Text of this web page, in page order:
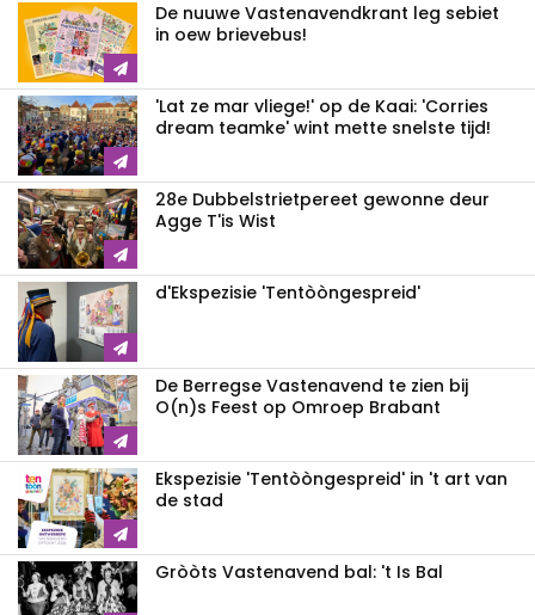
De nuuwe Vastenavendkrant leg sebiet
in oew brievebus!
'Lat ze mar vliege!' op de Kaai: 'Corries
dream teamke' wint mette snelste tijd!
28e Dubbelstrietpereet gewonne deur
Agge T'is Wist
d'Ekspezisie 'Tentòòngespreid'
De Berregse Vastenavend te zien bij
O(n)s Feest op Omroep Brabant
Ekspezisie 'Tentòòngespreid' in 't art van
de stad
Gròòts Vastenavend bal: 't Is Bal